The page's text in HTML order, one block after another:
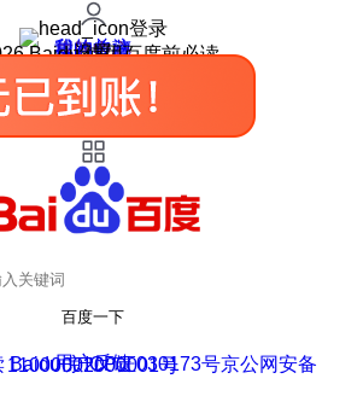
登录
我的关注
我的收藏
皮肤中心
用户反馈
设置
Baidu 使用百度前必读
百度一下
用户反馈
Baidu 京ICP证030173号
京公网安备11000002000001号